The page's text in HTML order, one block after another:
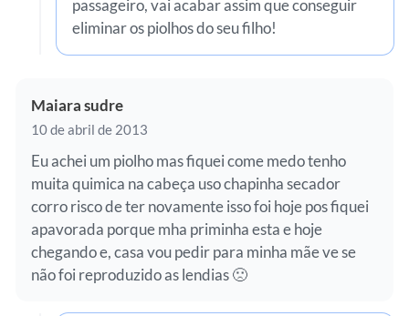
passageiro, vai acabar assim que conseguir
eliminar os piolhos do seu filho!
Maiara sudre
10 de abril de 2013
Eu achei um piolho mas fiquei come medo tenho
muita quimica na cabeça uso chapinha secador
corro risco de ter novamente isso foi hoje pos fiquei
apavorada porque mha priminha esta e hoje
chegando e, casa vou pedir para minha mãe ve se
não foi reproduzido as lendias 🙁